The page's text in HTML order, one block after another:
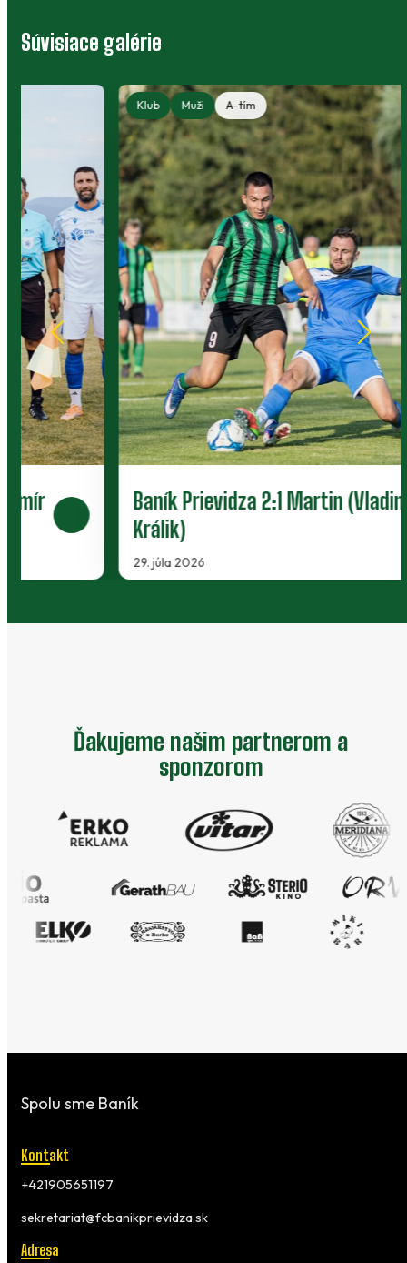
Súvisiace galérie
A-tím
Baník Prievidza 2:1 Martin (Vladimír
Králik)
Ďakujeme našim partnerom a
sponzorom
Spolu sme Baník
Kontakt
+421905651197
sekretariat@fcbanikprievidza.sk
Adresa